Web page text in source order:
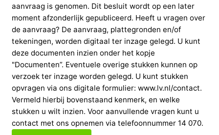
aanvraag is genomen. Dit besluit wordt op een later
moment afzonderlijk gepubliceerd. Heeft u vragen over
de aanvraag? De aanvraag, plattegronden en/of
tekeningen, worden digitaal ter inzage gelegd. U kunt
deze documenten inzien onder het kopje
"Documenten”. Eventuele overige stukken kunnen op
verzoek ter inzage worden gelegd. U kunt stukken
opvragen via ons digitale formulier: www.lv.nl/contact.
Vermeld hierbij bovenstaand kenmerk, en welke
stukken u wilt inzien. Voor aanvullende vragen kunt u
contact met ons opnemen via telefoonnummer 14 070.